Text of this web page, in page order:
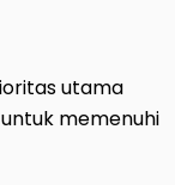
utama
memenuhi